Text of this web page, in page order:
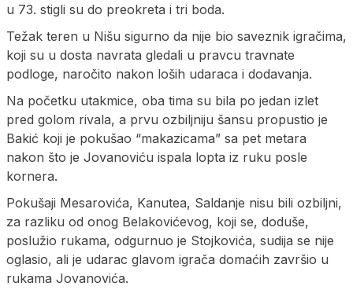
u 73. stigli su do preokreta i tri boda.
Težak teren u Nišu sigurno da nije bio saveznik igračima,
koji su u dosta navrata gledali u pravcu travnate
podloge, naročito nakon loših udaraca i dodavanja.
Na početku utakmice, oba tima su bila po jedan izlet
pred golom rivala, a prvu ozbiljniju šansu propustio je
Bakić koji je pokušao “makazicama” sa pet metara
nakon što je Jovanoviću ispala lopta iz ruku posle
kornera.
Pokušaji Mesarovića, Kanutea, Saldanje nisu bili ozbiljni,
za razliku od onog Belakovićevog, koji se, doduše,
poslužio rukama, odgurnuo je Stojkovića, sudija se nije
oglasio, ali je udarac glavom igrača domaćih završio u
rukama Jovanovića.